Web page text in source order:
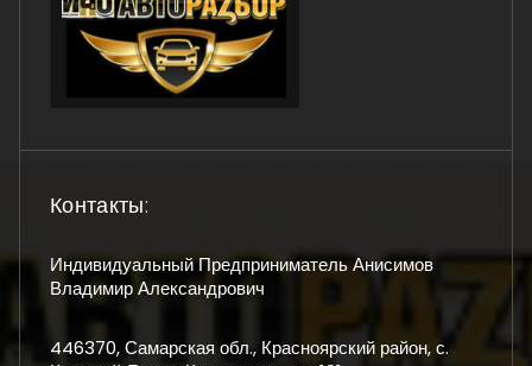
Контакты:
Индивидуальный Предприниматель Анисимов
Владимир Александрович
446370, Самарская обл., Красноярский район, с.